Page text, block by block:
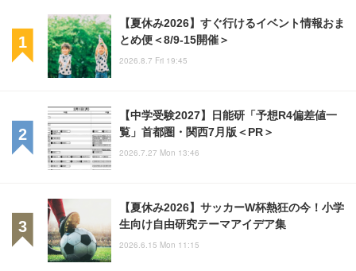
【夏休み2026】すぐ行けるイベント情報おま
とめ便＜8/9-15開催＞
2026.8.7 Fri 19:45
【中学受験2027】日能研「予想R4偏差値一
覧」首都圏・関西7月版＜PR＞
2026.7.27 Mon 13:46
【夏休み2026】サッカーW杯熱狂の今！小学
生向け自由研究テーマアイデア集
2026.6.15 Mon 11:15